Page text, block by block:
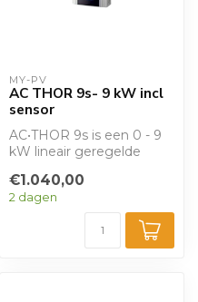
MY-PV
AC THOR 9s- 9 kW incl
sensor
AC•THOR 9s is een 0 - 9
kW lineair geregelde
vermogensmanager
voo...
€1.040,00
2 dagen